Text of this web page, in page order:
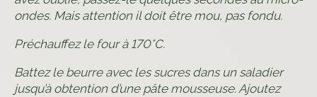
ondes. Mais attention il doit être mou, pas fondu.
Préchauffez le four à 170°C.
Battez le beurre avec les sucres dans un saladier
jusqu’à obtention d’une pâte mousseuse. Ajoutez